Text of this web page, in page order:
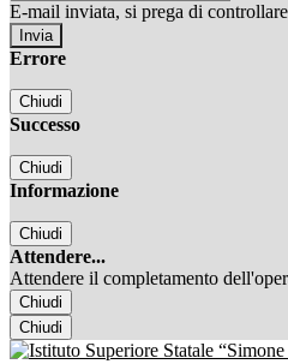
E-mail inviata, si prega di
Errore
Chiudi
Successo
Chiudi
Informazione
Chiudi
Attendere...
Attendere il completamento
Chiudi
Chiudi